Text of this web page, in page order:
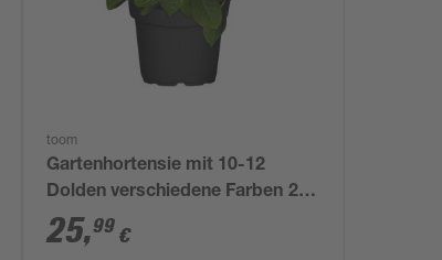
toom
Gartenhortensie mit 10-12
Dolden verschiedene Farben 23
cm Topf
25,99 €